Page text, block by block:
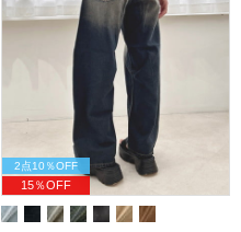
2点10％OFF
15％OFF